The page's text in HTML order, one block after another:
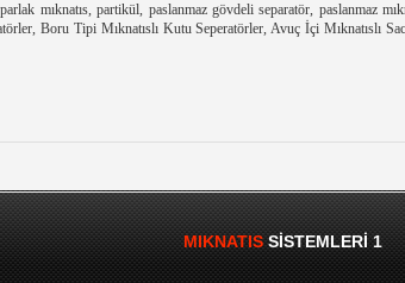
mıknatıs, partikül, paslanmaz gövdeli separatör, paslanmaz
Boru Tipi Mıknatıslı Kutu Seperatörler, Avuç İçi Mıknatıslı
MIKNATISSISTEMLERI 1